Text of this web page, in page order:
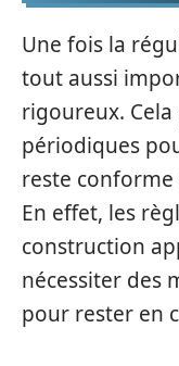
Une fois la
tout aussi
rigoureux.
périodiques
reste conforme
En effet, les
construction
nécessiter des
pour rester en